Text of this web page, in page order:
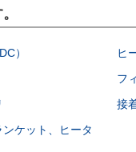
） ヒ
フ
接
ケット、ヒータ